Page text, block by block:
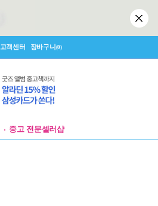
고객센터 장바구니(0)
중고 전문셀러샵